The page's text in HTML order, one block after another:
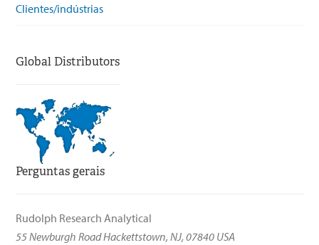
Clientes/indústrias
Global Distributors
Perguntas gerais
Rudolph Research Analytical
55 Newburgh Road Hackettstown, NJ, 07840 USA